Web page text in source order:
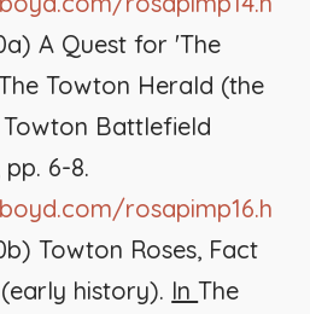
A Quest for 'The
Towton Herald (the
Battlefield
pp. 6-8.
rosapimp16.htm
Towton Roses, Fact
history). InThe